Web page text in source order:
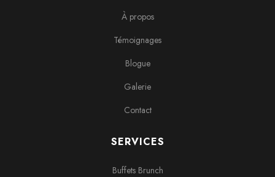
À propos
Témoignages
Blogue
Galerie
Contact
SERVICES
Buffets Brunch